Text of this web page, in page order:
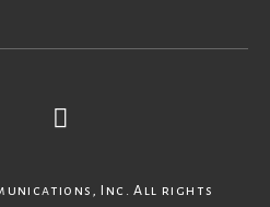
Inc. All rights